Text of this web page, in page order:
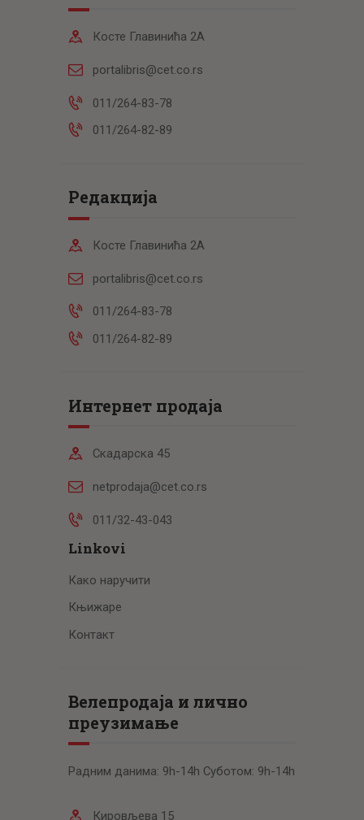
Косте Главинића 2А
portalibris@cet.co.rs
011/264-83-78
011/264-82-89
Редакција
Косте Главинића 2А
portalibris@cet.co.rs
011/264-83-78
011/264-82-89
Интернет продаја
Скадарска 45
netprodaja@cet.co.rs
011/32-43-043
Linkovi
Како наручити
Књижаре
Контакт
Велепродаја и лично
преузимање
Радним данима: 9h-14h Суботом: 9h-14h
Кировљева 15